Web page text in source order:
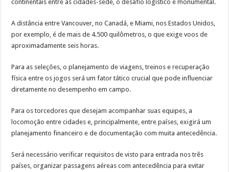
continentais entre as cidades-sede, o desafio logístico é monumental.
A distância entre Vancouver, no Canadá, e Miami, nos Estados Unidos,
por exemplo, é de mais de 4.500 quilômetros, o que exige voos de
aproximadamente seis horas.
Para as seleções, o planejamento de viagens, treinos e recuperação
física entre os jogos será um fator tático crucial que pode influenciar
diretamente no desempenho em campo.
Para os torcedores que desejam acompanhar suas equipes, a
locomoção entre cidades e, principalmente, entre países, exigirá um
planejamento financeiro e de documentação com muita antecedência.
Será necessário verificar requisitos de visto para entrada nos três
países, organizar passagens aéreas com antecedência para evitar